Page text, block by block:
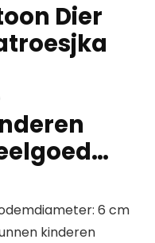
Dier
6 cm
kinderen